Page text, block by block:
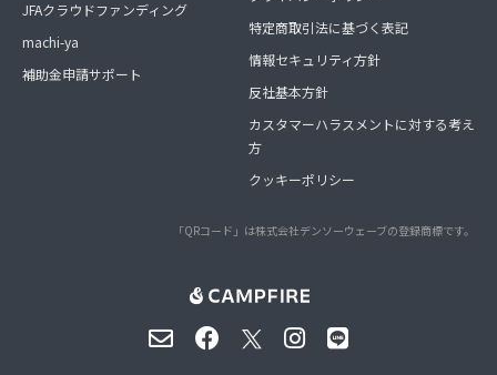
JFAクラウドファンディング
machi-ya
補助金申請サポート
特定商取引法に基づく表記
情報セキュリティ方針
反社基本方針
カスタマーハラスメントに対する考え
方
クッキーポリシー
「QRコード」は株式会社デンソーウェーブの登録商標です。